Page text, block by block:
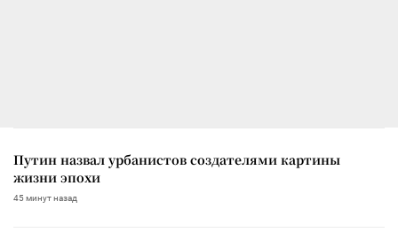
Путин назвал урбанистов создателями картины
жизни эпохи
45 минут назад